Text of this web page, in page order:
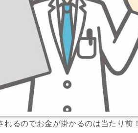
れるのでお金が掛かるのは当たり前！